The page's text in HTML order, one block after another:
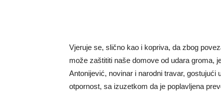
Vjeruje se, slično kao i kopriva, da zbog
može zaštititi naše domove od udara groma,
Antonijević, novinar i narodni travar,
otpornost, sa izuzetkom da je poplavljena